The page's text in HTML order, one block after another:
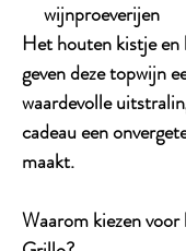
wijnproeverijen
Het houten kistje en
geven deze topwijn
waardevolle
cadeau een
maakt.
Waarom kiezen